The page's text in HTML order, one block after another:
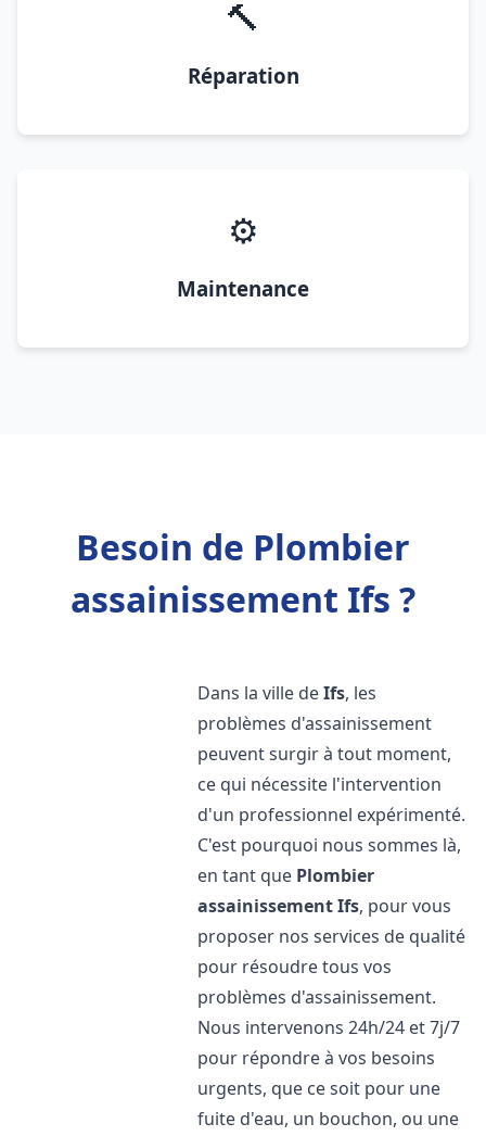
🔨
Réparation
⚙️
Maintenance
Besoin de Plombier
assainissement Ifs ?
Dans la ville deIfs, les
problèmes d'assainissement
peuvent surgir à tout moment,
ce qui nécessite l'intervention
d'un professionnel expérimenté.
C'est pourquoi nous sommes là,
en tant que Plombier
assainissementIfs, pour vous
proposer nos services de qualité
pour résoudre tous vos
problèmes d'assainissement.
Nous intervenons 24h/24 et 7j/7
pour répondre à vos besoins
urgents, que ce soit pour une
fuite d'eau, un bouchon, ou une